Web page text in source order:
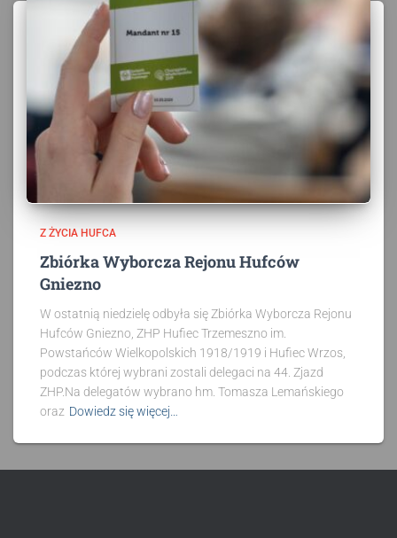
Z ŻYCIA HUFCA
Zbiórka Wyborcza Rejonu Hufców
Gniezno
W ostatnią niedzielę odbyła się Zbiórka Wyborcza Rejonu
Hufców Gniezno, ZHP Hufiec Trzemeszno im.
Powstańców Wielkopolskich 1918/1919 i Hufiec Wrzos,
podczas której wybrani zostali delegaci na 44. Zjazd
ZHP.Na delegatów wybrano hm. Tomasza Lemańskiego
oraz Dowiedz się więcej…